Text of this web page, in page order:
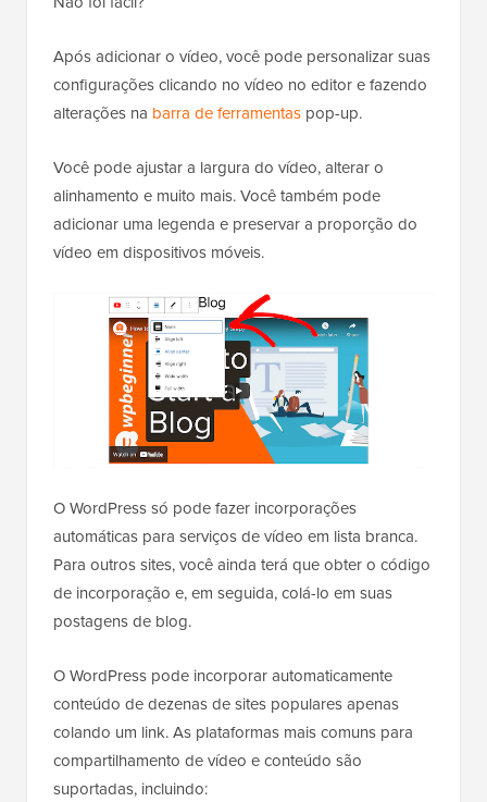
Após adicionar o vídeo, você pode personalizar suas
configurações clicando no vídeo no editor e fazendo
alterações na barra de ferramentas pop-up.
Você pode ajustar a largura do vídeo, alterar o
alinhamento e muito mais. Você também pode
adicionar uma legenda e preservar a proporção do
vídeo em dispositivos móveis.
O WordPress só pode fazer incorporações
automáticas para serviços de vídeo em lista branca.
Para outros sites, você ainda terá que obter o código
de incorporação e, em seguida, colá-lo em suas
postagens de blog.
O WordPress pode incorporar automaticamente
conteúdo de dezenas de sites populares apenas
colando um link. As plataformas mais comuns para
compartilhamento de vídeo e conteúdo são
suportadas, incluindo: